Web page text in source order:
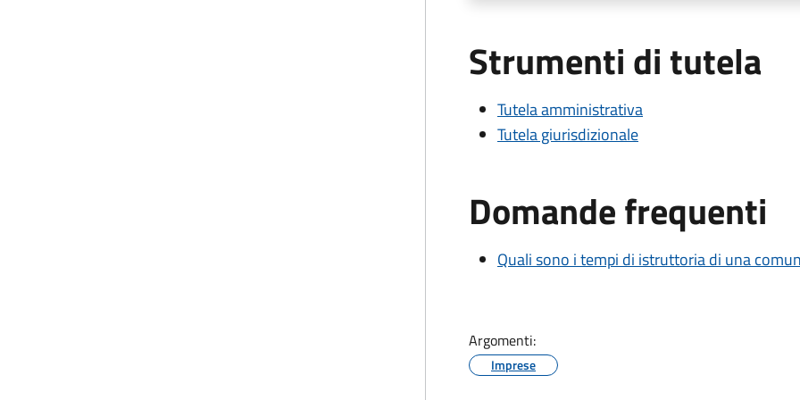
Strumenti di tutela
Tutela amministrativa
Tutela giurisdizionale
Domande frequenti
Quali sono i tempi di istruttoria di una
Argomenti:
Imprese